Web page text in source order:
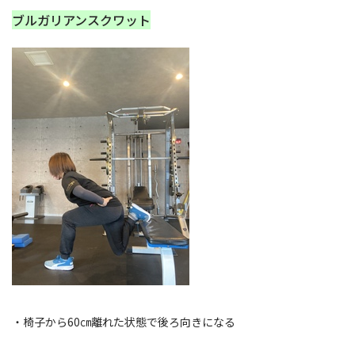
ブルガリアンスクワット
・椅子から60㎝離れた状態で後ろ向きになる